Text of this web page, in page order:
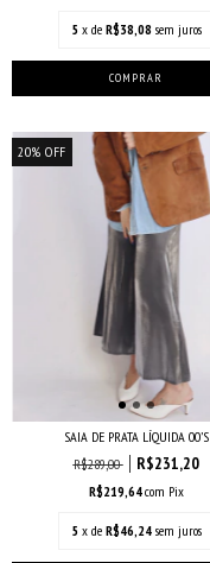
5 x de R$38,08 sem juros
20% OFF
SAIA DE PRATA LÍQUIDA 00’S
R$289,00
R$231,20
R$219,64com Pix
5 x de R$46,24 sem juros